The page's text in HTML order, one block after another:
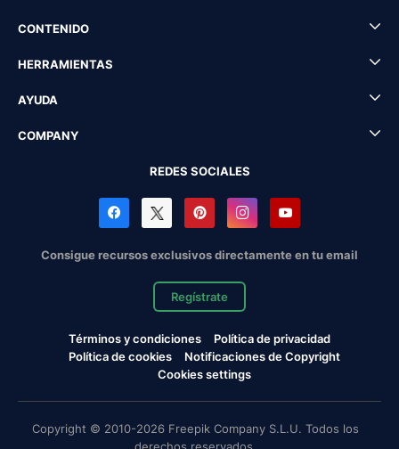
CONTENIDO
HERRAMIENTAS
AYUDA
COMPANY
REDES SOCIALES
Consigue recursos exclusivos directamente en tu email
Regístrate
Términos y condiciones
Política de privacidad
Política de cookies
Notificaciones de Copyright
Cookies settings
Copyright © 2010-2026 Freepik Company S.L.U. Todos los